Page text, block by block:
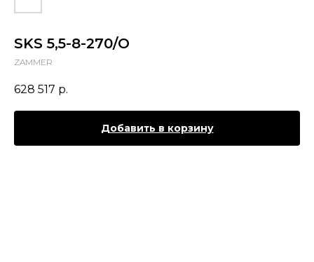
SKS 5,5-8-270/O
ZAMMER
628 517 р.
Добавить в корзину